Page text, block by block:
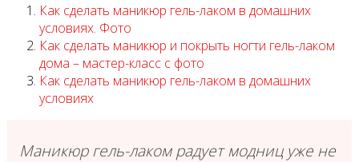
Как сделать маникюр гель-лаком в домашних
условиях. Фото
Как сделать маникюр и покрыть ногти гель-лаком
дома – мастер-класс с фото
Как сделать маникюр гель-лаком в домашних
условиях
Маникюр гель-лаком радует модниц уже не